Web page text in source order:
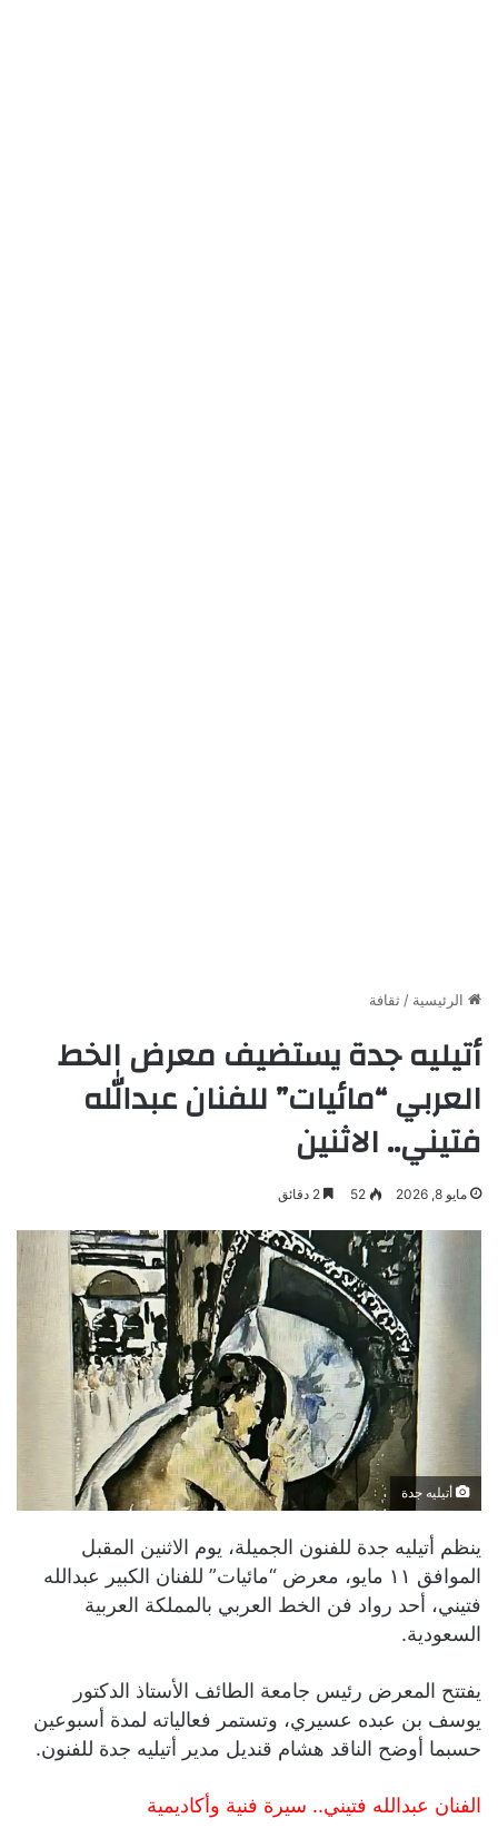
الرئيسية /ثقافة
أتيليه جدة يستضيف معرض الخط
العربي “مائيات” للفنان عبدالله
فتيني.. الاثنين
مايو 8, 2026 52
أتيليه جدة
ينظم أتيليه جدة للفنون الجميلة، يوم الاثنين المقبل
الموافق ١١ مايو، معرض “مائيات” للفنان الكبير عبدالله
فتيني، أحد رواد فن الخط العربي بالمملكة العربية
السعودية.
يفتتح المعرض رئيس جامعة الطائف الأستاذ الدكتور
يوسف بن عبده عسيري، وتستمر فعالياته لمدة أسبوعين
حسبما أوضح الناقد هشام قنديل مدير أتيليه جدة للفنون.
الفنان عبدالله فتيني.. سيرة فنية وأكاديمية